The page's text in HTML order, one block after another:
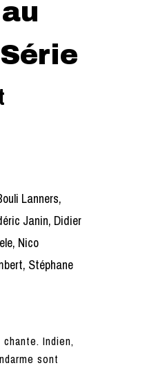
Lanners,
Janin, Didier
Nico
Stéphane
Indien,
sont